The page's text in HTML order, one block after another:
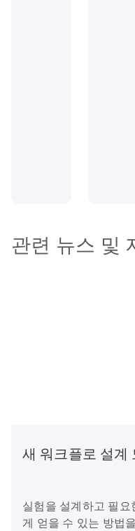
관련 뉴스 및
새 워크플로 설계
실험을 설계하고 필
게 얻을 수 있는 방법